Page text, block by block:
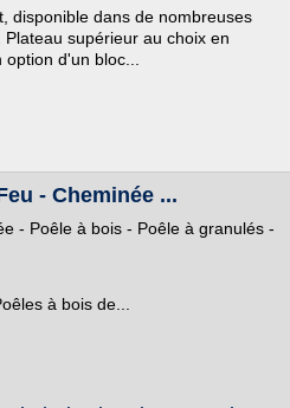
disponible dans de nombreuses
supérieur au choix en
d'un bloc...
- Cheminée ...
- Poêle à bois - Poêle à granulés -
à bois de...